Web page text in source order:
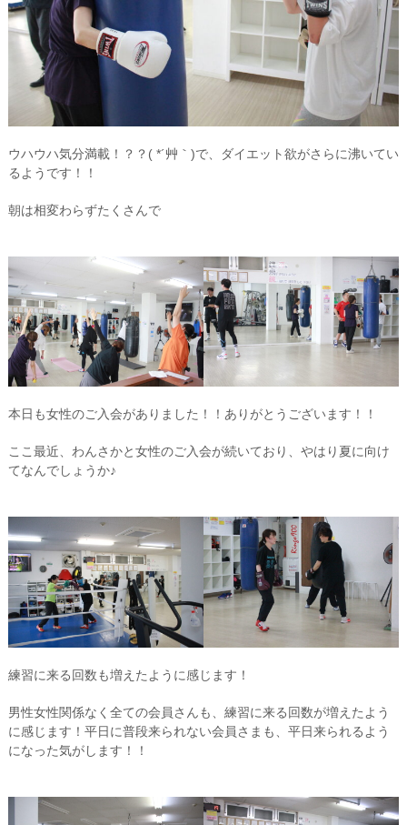
ウハウハ気分満載！？？( *´艸｀)で、ダイエット欲がさらに沸いてい
るようです！！
朝は相変わらずたくさんで
本日も女性のご入会がありました！！ありがとうございます！！
ここ最近、わんさかと女性のご入会が続いており、やはり夏に向け
てなんでしょうか♪
練習に来る回数も増えたように感じます！
男性女性関係なく全ての会員さんも、練習に来る回数が増えたよう
に感じます！平日に普段来られない会員さまも、平日来られるよう
になった気がします！！